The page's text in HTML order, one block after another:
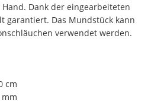
Dank der eingearbeiteten
garantiert. Das Mundstück kann
verwendet werden.
cm